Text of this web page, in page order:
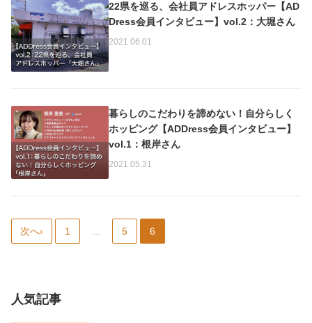
22県を巡る、会社員アドレスホッパー【AD
Dress会員インタビュー】vol.2：大堀さん
2021.06.01
暮らしのこだわりを諦めない！自分らしく
ホッピング【ADDress会員インタビュー】
vol.1：根岸さん
2021.05.31
次へ› 1 5 6
人気記事